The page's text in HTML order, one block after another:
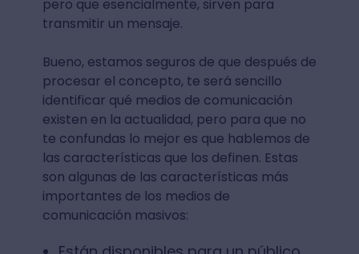
pero que esencialmente, sirven para
transmitir un mensaje.
Bueno, estamos seguros de que después de
procesar el concepto, te será sencillo
identificar qué medios de comunicación
existen en la actualidad, pero para que no
te confundas lo mejor es que hablemos de
las características que los definen. Estas
son algunas de las características más
importantes de los medios de
comunicación masivos: